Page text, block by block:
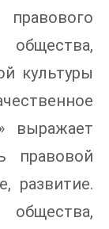
общества,
культуры
выражает
правовой
развитие.